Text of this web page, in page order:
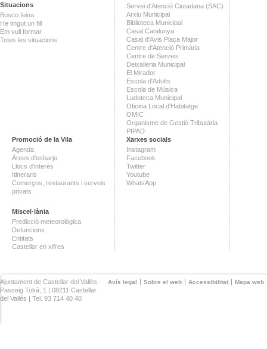
Situacions
Busco feina
He tingut un fill
Em vull formar
Totes les situacions
Servei d'Atenció Ciutadana (SAC)
Arxiu Municipal
Biblioteca Municipal
Casal Catalunya
Casal d'Avis Plaça Major
Centre d'Atenció Primària
Centre de Serveis
Deixalleria Municipal
El Mirador
Escola d'Adults
Escola de Música
Ludoteca Municipal
Oficina Local d'Habitatge
OMIC
Organisme de Gestió Tributària
PIPAD
Promoció de la Vila
Agenda
Àrees d'esbarjo
Llocs d'interès
Itineraris
Comerços, restaurants i serveis
privats
Miscel·lània
Predicció meteorològica
Defuncions
Entitats
Castellar en xifres
Xarxes socials
Instagram
Facebook
Twitter
Youtube
WhatsApp
Avís legal Sobre el web Accessibilitat Mapa web
Ajuntament de Castellar del Vallès ·
Passeig Tolrà, 1 | 08211 Castellar
del Vallès | Tel. 93 714 40 40